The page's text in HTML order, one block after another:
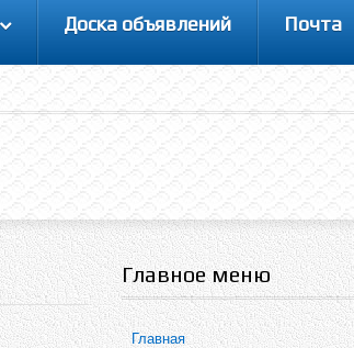
Доска объявлений Почта
Главное меню
Главная